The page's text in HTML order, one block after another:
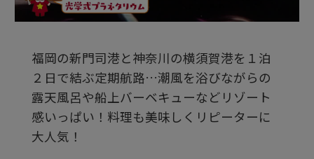
デ
オ
を
福岡の新門司港と神奈川の横須賀港を１泊
２日で結ぶ定期航路…潮風を浴びながらの
露天風呂や船上バーベキューなどリゾート
感いっぱい！料理も美味しくリピーターに
大人気！